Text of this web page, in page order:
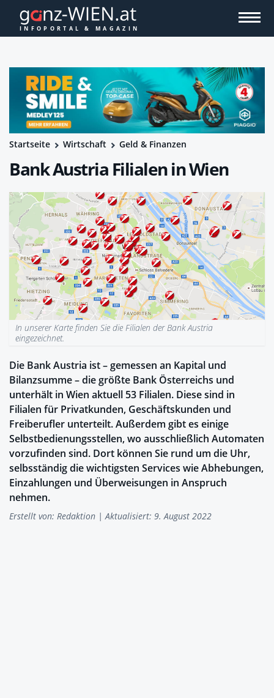
Startseite Wirtschaft Geld & Finanzen
Bank Austria Filialen in Wien
In unserer Karte finden Sie die Filialen der Bank Austria
eingezeichnet.
Die Bank Austria ist – gemessen an Kapital und
Bilanzsumme – die größte Bank Österreichs und
unterhält in Wien aktuell 53 Filialen. Diese sind in
Filialen für Privatkunden, Geschäftskunden und
Freiberufler unterteilt. Außerdem gibt es einige
Selbstbedienungsstellen, wo ausschließlich Automaten
vorzufinden sind. Dort können Sie rund um die Uhr,
selbsständig die wichtigsten Services wie Abhebungen,
Einzahlungen und Überweisungen in Anspruch
nehmen.
Erstellt von: Redaktion | Aktualisiert: 9. August 2022